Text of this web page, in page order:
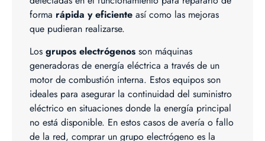
forma rápida y eficiente así como las mejoras
que pudieran realizarse.
Los grupos electrógenos son máquinas
generadoras de energía eléctrica a través de un
motor de combustión interna. Estos equipos son
ideales para asegurar la continuidad del suministro
eléctrico en situaciones donde la energía principal
no está disponible. En estos casos de avería o fallo
de la red, comprar un grupo electrógeno es la